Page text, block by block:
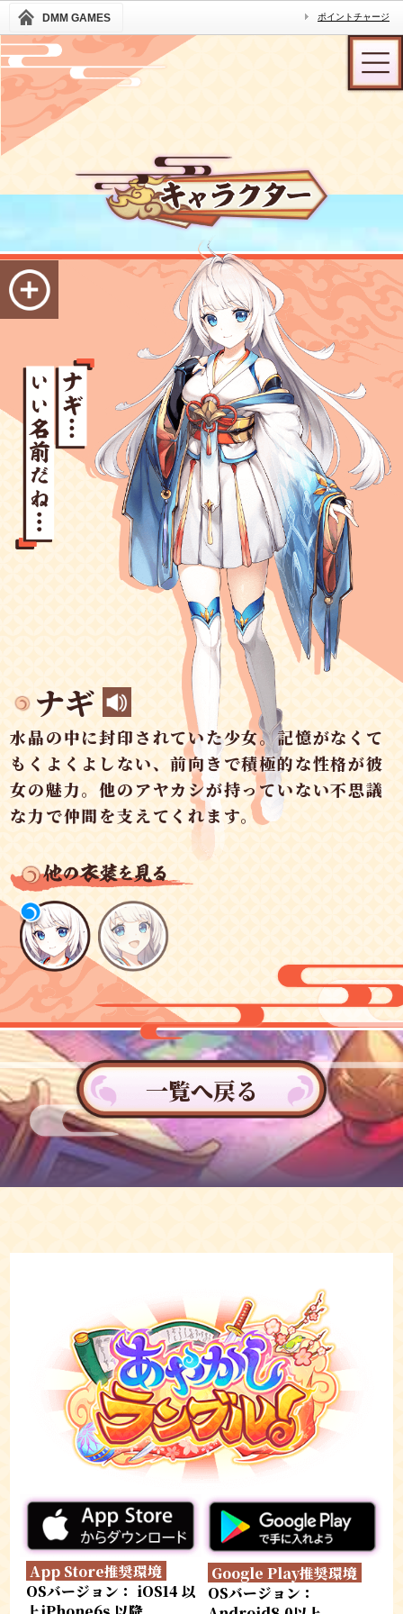
DMM GAMES ポイントチャージ
ナギ
水晶の中に封印されていた少女。記憶がなくて
もくよくよしない、前向きで積極的な性格が彼
女の魅力。他のアヤカシが持っていない不思議
な力で仲間を支えてくれます。
一覧へ戻る
App Store推奨環境
OSバージョン： iOS14 以
Google Play推奨環境
OSバージョン：